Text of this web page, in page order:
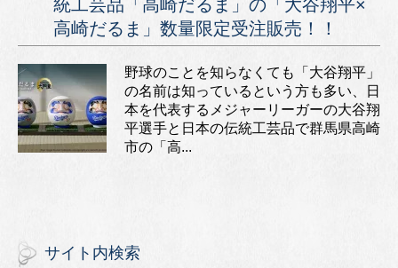
統工芸品「高崎だるま」の「大谷翔平×
高崎だるま」数量限定受注販売！！
野球のことを知らなくても「大谷翔平」
の名前は知っているという方も多い、日
本を代表するメジャーリーガーの大谷翔
平選手と日本の伝統工芸品で群馬県高崎
市の「高...
サイト内検索